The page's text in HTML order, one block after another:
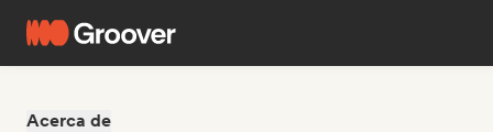
Acerca de